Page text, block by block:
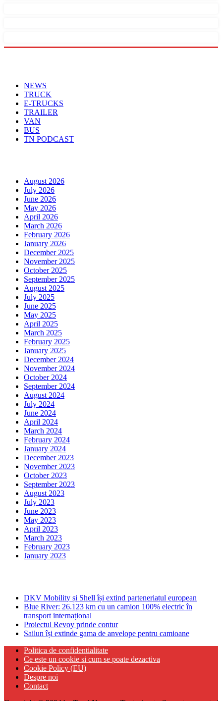
NEWS
TRUCK
E-TRUCKS
TRAILER
VAN
BUS
TN PODCAST
August 2026
July 2026
June 2026
May 2026
April 2026
March 2026
February 2026
January 2026
December 2025
November 2025
October 2025
September 2025
August 2025
July 2025
June 2025
May 2025
April 2025
March 2025
February 2025
January 2025
December 2024
November 2024
October 2024
September 2024
August 2024
July 2024
June 2024
April 2024
March 2024
February 2024
January 2024
December 2023
November 2023
October 2023
September 2023
August 2023
July 2023
June 2023
May 2023
April 2023
March 2023
February 2023
January 2023
DKV Mobility și Shell își extind parteneriatul european
Blue River: 26.123 km cu un camion 100% electric în
transport internațional
Proiectul Revoy prinde contur
Sailun își extinde gama de anvelope pentru camioane
Politica de confidentialitate
Ce este un cookie si cum se poate dezactiva
Cookie Policy (EU)
Despre noi
Contact